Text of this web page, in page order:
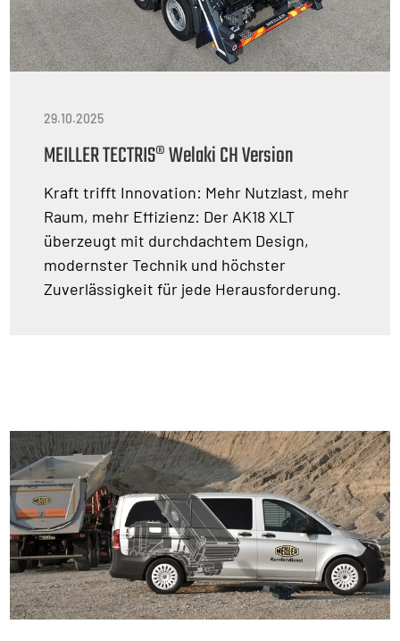
29.10.2025
MEILLER TECTRIS® Welaki CH Version
Kraft trifft Innovation: Mehr Nutzlast, mehr
Raum, mehr Effizienz: Der AK18 XLT
überzeugt mit durchdachtem Design,
modernster Technik und höchster
Zuverlässigkeit für jede Herausforderung.